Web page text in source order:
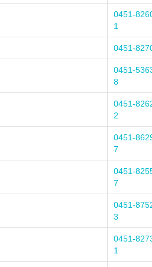
0451-
1
0451-
0451-
8
0451-
2
0451-
7
0451-
7
0451-
3
0451-
1